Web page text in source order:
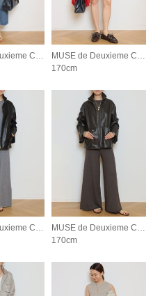
MUSE de Deuxieme Classe
MUSE de Deuxieme Classe
170cm
170cm